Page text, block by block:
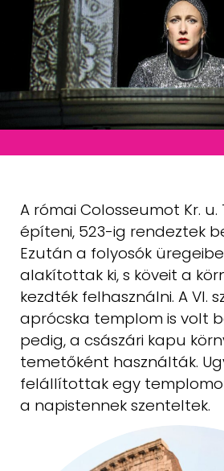
A római Colosseumot Kr.
építeni, 523-ig rendeztek
Ezután a folyosók
alakítottak ki, s köveit a
kezdték felhasználni. A VI.
aprócska templom is volt
pedig, a császári kapu
temetőként használták.
felállítottak egy
a napistennek szenteltek.